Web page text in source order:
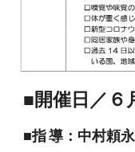
■開催日／６
■指 導：中村頼永